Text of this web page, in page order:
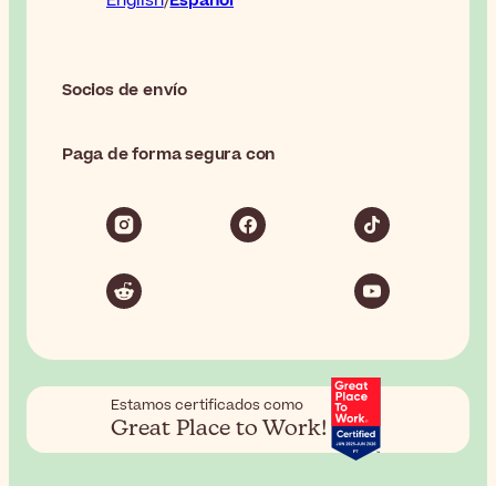
Socios de envío
Paga de forma segura con
Estamos certificados como
Great Place to Work!